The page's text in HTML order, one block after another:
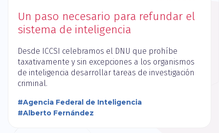
Un paso necesario para refundar el
sistema de inteligencia
Desde ICCSI celebramos el DNU que prohíbe
taxativamente y sin excepciones a los organismos
de inteligencia desarrollar tareas de investigación
criminal.
#Agencia Federal de Inteligencia
#Alberto Fernández